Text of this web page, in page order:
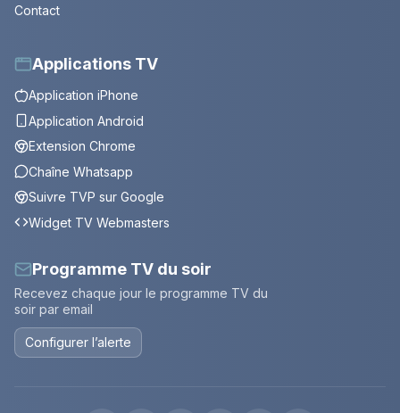
Contact
Applications TV
Application iPhone
Application Android
Extension Chrome
Chaîne Whatsapp
Suivre TVP sur Google
Widget TV Webmasters
Programme TV du soir
Recevez chaque jour le programme TV du
soir par email
Configurer l’alerte